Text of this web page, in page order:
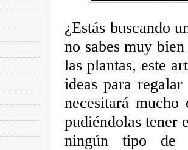
¿Estás buscando
no sabes muy
las plantas, este
ideas para
necesitará
pudiéndolas tener
ningún tipo de